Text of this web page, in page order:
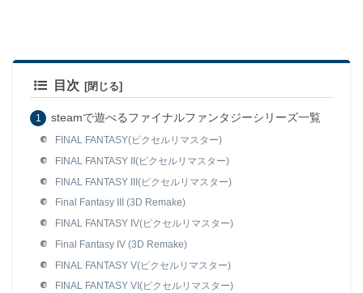
目次
steamで遊べるファイナルファンタジーシリーズ一覧
FINAL FANTASY(ピクセルリマスター)
FINAL FANTASY II(ピクセルリマスター)
FINAL FANTASY III(ピクセルリマスター)
Final Fantasy III (3D Remake)
FINAL FANTASY IV(ピクセルリマスター)
Final Fantasy IV (3D Remake)
FINAL FANTASY V(ピクセルリマスター)
FINAL FANTASY VI(ピクセルリマスター)